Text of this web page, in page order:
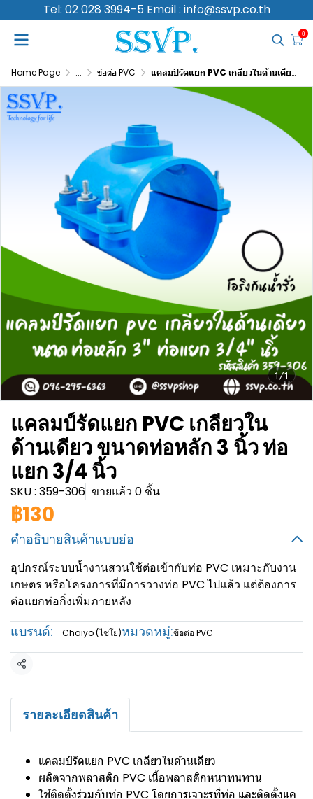
Tel: 02 028 3994-5 Email : info@ssvp.co.th
0
Home Page ... ข้อต่อ PVC แคลมป์รัดแยก PVC เกลียวในด้านเดียว ขนาดท่อหลัก 3 นิ้ว ท่อแยก 3/4 นิ้ว
1/1
แคลมป์รัดแยก PVC เกลียวใน
ด้านเดียว ขนาดท่อหลัก 3 นิ้ว ท่อ
แยก 3/4 นิ้ว
SKU : 359-306 ขายแล้ว 0 ชิ้น
฿130
คำอธิบายสินค้าแบบย่อ
อุปกรณ์ระบบน้ำงานสวนใช้ต่อเข้ากับท่อ PVC เหมาะกับงาน
เกษตร หรือโครงการที่มีการวางท่อ PVC ไปแล้ว แต่ต้องการ
ต่อแยกท่อกิ่งเพิ่มภายหลัง
แบรนด์: Chaiyo (ไชโย)หมวดหมู่:ข้อต่อ PVC
แชร์
รายละเอียดสินค้า
แคลมป์รัดแยก PVC เกลียวในด้านเดียว
ผลิตจากพลาสติก PVC เนื้อพลาสติกหนาทนทาน
ใช้ติดตั้งร่วมกับท่อ PVC โดยการเจาะรูที่ท่อ และติดตั้งแค